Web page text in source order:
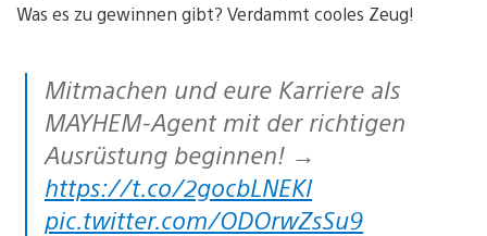
Was es zu gewinnen gibt? Verdammt cooles Zeug!
Mitmachen und eure Karriere als
MAYHEM-Agent mit der richtigen
Ausrüstung beginnen! →
https://t.co/2gocbLNEKl
pic.twitter.com/ODOrwZsSu9